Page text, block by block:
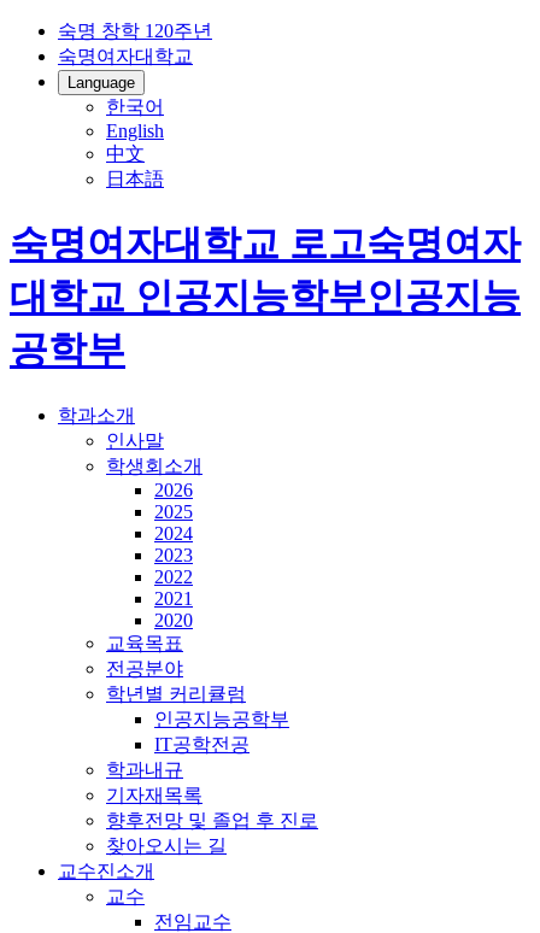
숙명 창학 120주년
숙명여자대학교
Language
한국어
English
中文
日本語
숙명여자대학교 로고숙명여자
대학교 인공지능학부인공지능
공학부
학과소개
인사말
학생회소개
2026
2025
2024
2023
2022
2021
2020
교육목표
전공분야
학년별 커리큘럼
인공지능공학부
IT공학전공
학과내규
기자재목록
향후전망 및 졸업 후 진로
찾아오시는 길
교수진소개
교수
전임교수